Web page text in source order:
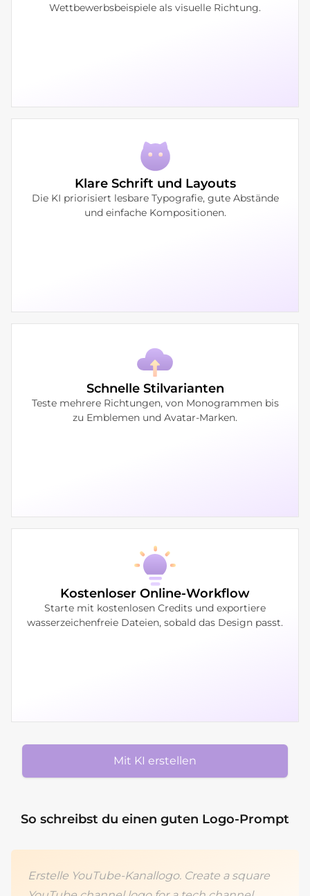
Wettbewerbsbeispiele als visuelle Richtung.
Klare Schrift und Layouts
Die KI priorisiert lesbare Typografie, gute Abstände
und einfache Kompositionen.
Schnelle Stilvarianten
Teste mehrere Richtungen, von Monogrammen bis
zu Emblemen und Avatar-Marken.
Kostenloser Online-Workflow
Starte mit kostenlosen Credits und exportiere
wasserzeichenfreie Dateien, sobald das Design passt.
Mit KI erstellen
So schreibst du einen guten Logo-Prompt
Erstelle YouTube-Kanallogo. Create a square